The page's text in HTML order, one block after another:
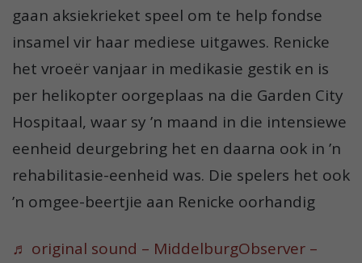
gaan aksiekrieket speel om te help fondse
insamel vir haar mediese uitgawes. Renicke
het vroeër vanjaar in medikasie gestik en is
per helikopter oorgeplaas na die Garden City
Hospitaal, waar sy ’n maand in die intensiewe
eenheid deurgebring het en daarna ook in ’n
rehabilitasie-eenheid was. Die spelers het ook
’n omgee-beertjie aan Renicke oorhandig
♬ original sound – MiddelburgObserver –